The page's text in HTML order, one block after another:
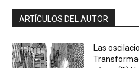
ARTÍCULOS DEL AUTOR
Las